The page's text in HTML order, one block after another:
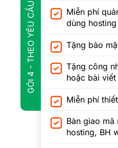
GÓI 4 - THEO YÊU CẦU
Miễn phí
dùng hosting
Tặng bảo
Tặng công
hoặc bài viết
Miễn phí
Bàn giao mã
hosting, BH